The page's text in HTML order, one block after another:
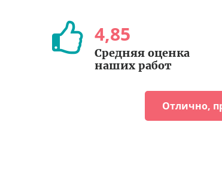
4,85
Средняя оценка
наших работ
Отлично,